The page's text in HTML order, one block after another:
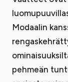
Modaalin
pehmeän